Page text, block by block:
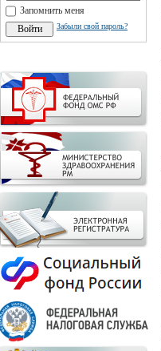
Запомнить меня
Забыли свой пароль?